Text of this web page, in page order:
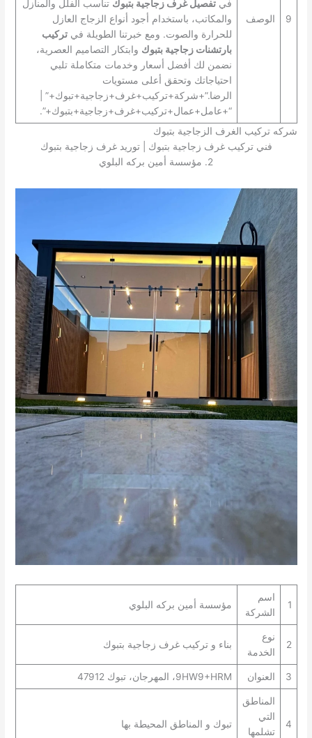
9 الوصف
في تفصيل غرف زجاجية بتبوك تناسب الفلل والمنازل
والمكاتب، باستخدام أجود أنواع الزجاج العازل
للحرارة والصوت. ومع خبرتنا الطويلة في تركيب
بارتشنات زجاجية بتبوك وابتكار التصاميم العصرية،
نضمن لك أفضل أسعار وخدمات متكاملة تلبي
احتياجاتك وتحقق أعلى مستويات
الرضا.”+شركة+تركيب+غرف+زجاجية+تبوك+” |
“+عامل+عمال+تركيب+غرف+زجاجية+بتبوك+”.
شركه تركيب الغرف الزجاجية بتبوك
فني تركيب غرف زجاجية بتبوك | توريد غرف زجاجية بتبوك
2. مؤسسة أمين بركه البلوي
1
اسم
الشركة
مؤسسة أمين بركه البلوي
2
نوع
الخدمة
بناء و تركيب غرف زجاجية بتبوك
3 العنوان 9HW9+HRM، المهرجان، تبوك 47912
4
المناطق
التي
تشلمها
تبوك و المناطق المحيطة بها